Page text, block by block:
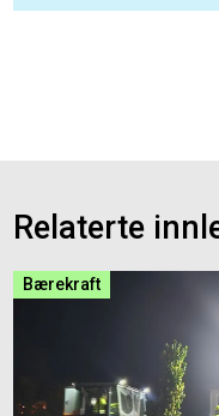
Relaterte
Bærekraft